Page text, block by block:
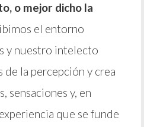
o mejor dicho la
el entorno
y nuestro intelecto
la percepción y crea
sensaciones y, en
que se funde